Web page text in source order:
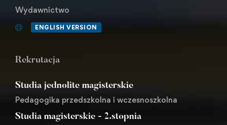
Wydawnictwo
ENGLISH VERSION
Rekrutacja
Studia jednolite magisterskie
Pedagogika przedszkolna i wczesnoszkolna
Studia magisterskie - 2.stopnia